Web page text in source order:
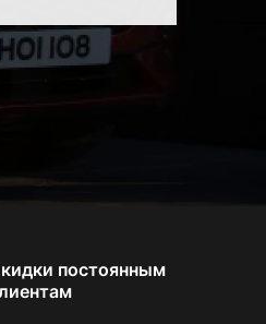
постоянным